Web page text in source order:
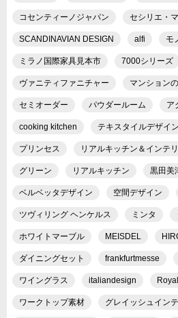
コセンティーノジャパン セシリエ・
SCANDINAVIAN DESIGN alfi モ
ミラノ国際家具見本市 7000シリーズ
ヴァニティファニチャー マンション
セミオーダー パウダールーム ア
cooking kitchen テキスタイルデザイン
プリンセス リアルキッチン＆インテ
グリーン リアルキッチン 黒田美
ベルベッタデザイン 空間デザイン
ツヴィリング ヘンケルス ミンタ
ホワイトマーブル MEISDEL
ダイニングセット frankfurtmesse
ワイングラス italiandesign
ワークトップ素材 グレイッシュイン